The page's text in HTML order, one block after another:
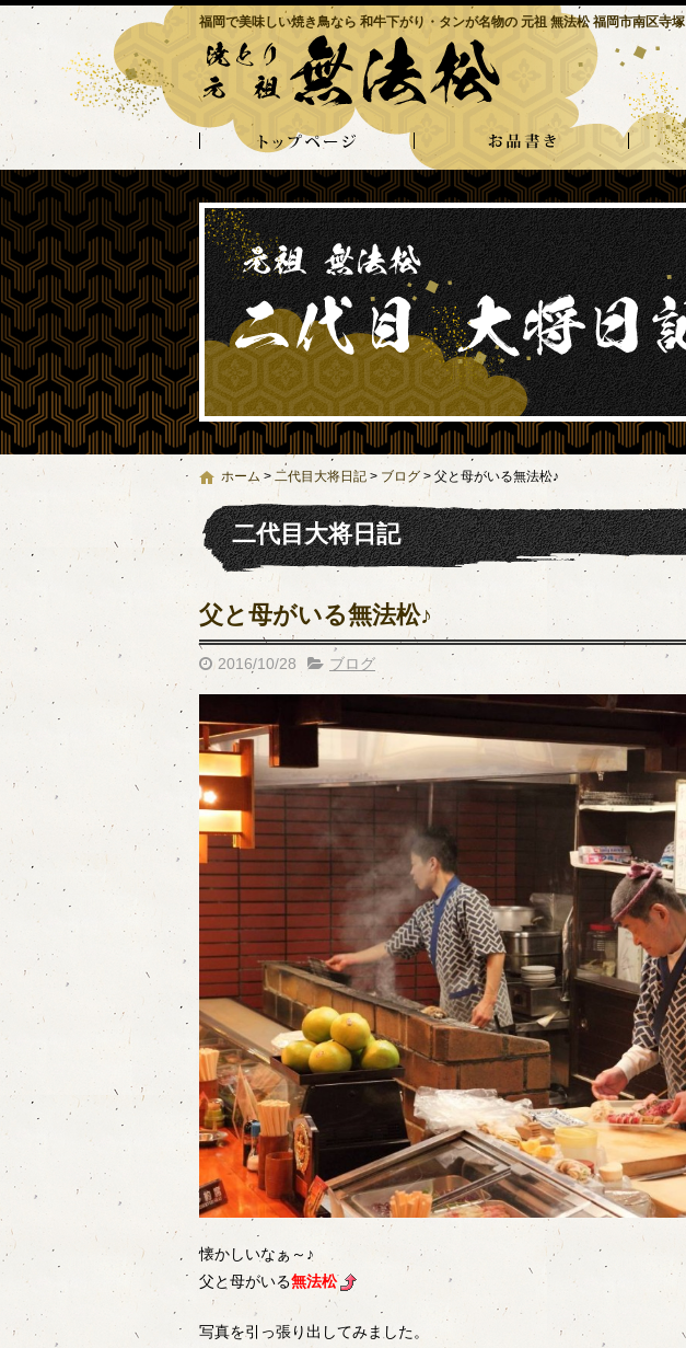
福岡で美味しい焼き鳥なら 和牛下がり・タンが名物の 元祖 無法松 福岡市南区寺塚
ホーム > 二代目大将日記 > ブログ > 父と母がいる無法松♪
二代目大将日記
父と母がいる無法松♪
2016/10/28 ブログ
懐かしいなぁ～♪
父と母がいる無法松
写真を引っ張り出してみました。